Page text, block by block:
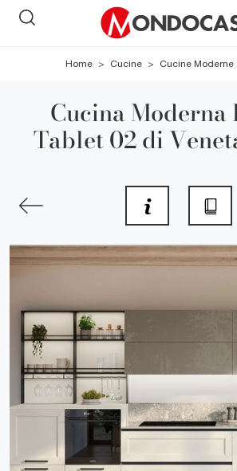
Home > Cucine > Cucine Moderne
Cucina Moderna
Tablet 02 di